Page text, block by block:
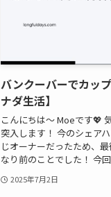
バンクーバーでカッ
ナダ生活】
こんにちは～ Moeです💖
突入します！ 今のシェア
じオーナーだったため、
なり前のことでした！ 今
2025年7月2日